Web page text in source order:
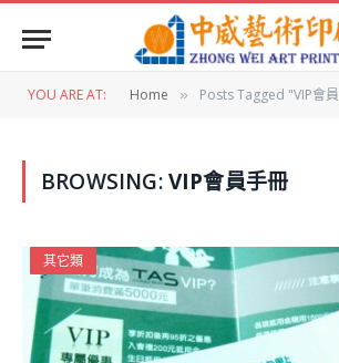
YOU ARE AT: Home » Posts Tagged "VIP會
BROWSING:VIP會員手冊
其它類